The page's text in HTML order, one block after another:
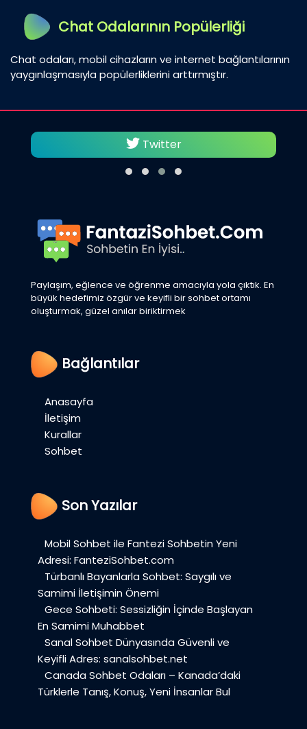
Chat Odalarının Popülerliği
Chat odaları, mobil cihazların ve internet bağlantılarının
yaygınlaşmasıyla popülerliklerini arttırmıştır.
Twitter
Paylaşım, eğlence ve öğrenme amacıyla yola çıktık. En
büyük hedefimiz özgür ve keyifli bir sohbet ortamı
oluşturmak, güzel anılar biriktirmek
Bağlantılar
Anasayfa
İletişim
Kurallar
Sohbet
Son Yazılar
Mobil Sohbet ile Fantezi Sohbetin Yeni
Adresi: FanteziSohbet.com
Türbanlı Bayanlarla Sohbet: Saygılı ve
Samimi İletişimin Önemi
Gece Sohbeti: Sessizliğin İçinde Başlayan
En Samimi Muhabbet
Sanal Sohbet Dünyasında Güvenli ve
Keyifli Adres: sanalsohbet.net
Canada Sohbet Odaları – Kanada’daki
Türklerle Tanış, Konuş, Yeni İnsanlar Bul